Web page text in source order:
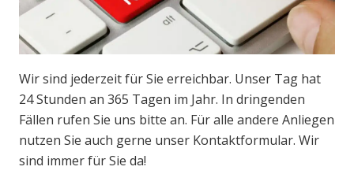
Wir sind jederzeit für Sie erreichbar. Unser Tag hat
24 Stunden an 365 Tagen im Jahr. In dringenden
Fällen rufen Sie uns bitte an. Für alle andere Anliegen
nutzen Sie auch gerne unser Kontaktformular. Wir
sind immer für Sie da!